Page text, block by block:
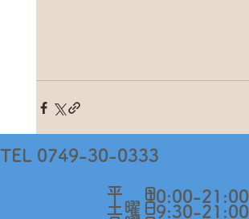
​平 日
​土曜日9:30-21:00
10:00-21:00
TEL 0749-30-0333